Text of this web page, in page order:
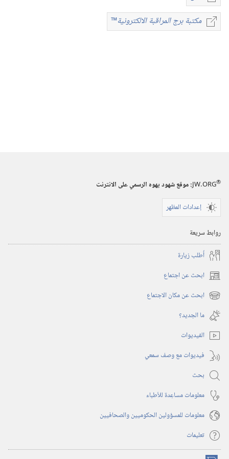
خيارات
تنزيل
الاصدارات
مكتبة برج المراقبة الالكترونية™
مكتبة
JW.ORG®
:‏ موقع شهود يهوه الرسمي على الانترنت
إعدادات المظهر
روابط سريعة
أُطلب زيارة
ابحث عن اجتماع (يفتح
نافذة ابحث عن مكان الاجتماع (يفتح
نافذة
جديدة)
ما الجديد؟‏
الفيديوات
فيديوات مع وصف سمعي
بحث
معلومات مساعِدة للأطباء
معلومات للمسؤولين الحكوميين والصحافيين
تعليمات